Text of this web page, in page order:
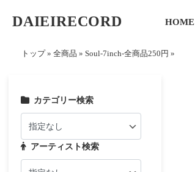
DAIEIRECORD HOME
トップ » 全商品 » Soul-7inch-全商品250円 »
カテゴリー検索
アーティスト検索